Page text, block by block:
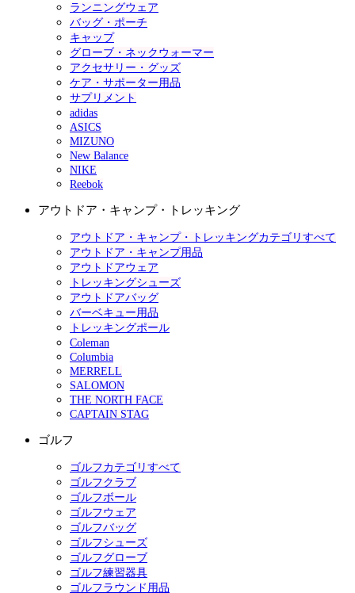
ランニングウェア
バッグ・ポーチ
キャップ
グローブ・ネックウォーマー
アクセサリー・グッズ
ケア・サポーター用品
サプリメント
adidas
ASICS
MIZUNO
New Balance
NIKE
Reebok
アウトドア・キャンプ・トレッキング
アウトドア・キャンプ・トレッキングカテゴリすべて
アウトドア・キャンプ用品
アウトドアウェア
トレッキングシューズ
アウトドアバッグ
バーベキュー用品
トレッキングポール
Coleman
Columbia
MERRELL
SALOMON
THE NORTH FACE
CAPTAIN STAG
ゴルフ
ゴルフカテゴリすべて
ゴルフクラブ
ゴルフボール
ゴルフウェア
ゴルフバッグ
ゴルフシューズ
ゴルフグローブ
ゴルフ練習器具
ゴルフラウンド用品